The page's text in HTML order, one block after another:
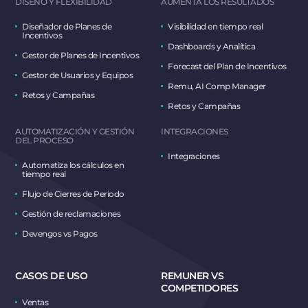
Diseñador de Planes de
Incentivos
Gestor de Planes de Incentivos
Gestor de Usuarios y Equipos
Retos y Campañas
Visibilidad en tiempo real
Dashboards y Analítica
Forecast del Plan de Incentivos
Remu, AI Comp Manager
Retos y Campañas
AUTOMATIZACIÓN Y GESTIÓN
DEL PROCESO
Automatiza los cálculos en
tiempo real
Flujo de Cierres de Periodo
Gestión de reclamaciones
Devengos vs Pagos
INTEGRACIONES
Integraciones
CASOS DE USO
Ventas
REMUNER VS
COMPETIDORES